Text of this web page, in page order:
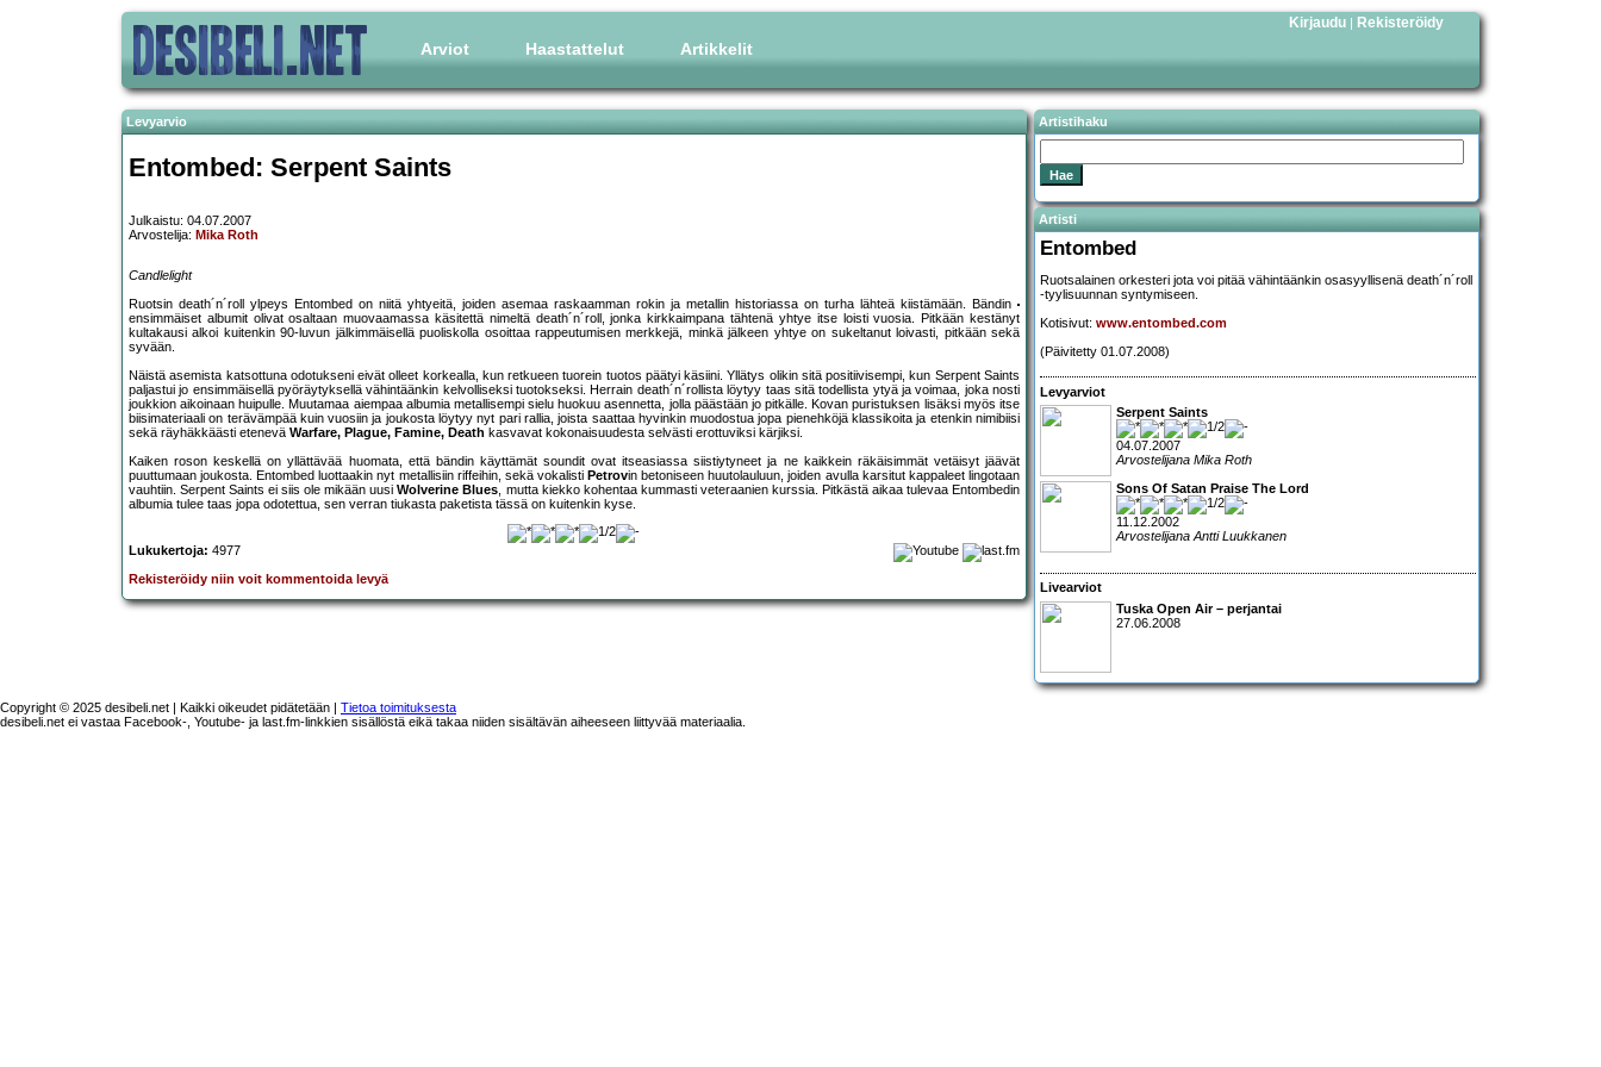
Arviot Haastattelut Artikkelit
Kirjaudu | Rekisteröidy
Levyarvio
Entombed: Serpent Saints
Julkaistu: 04.07.2007
Arvostelija: Mika Roth
Candlelight
Ruotsin death´n´roll ylpeys Entombed on niitä yhtyeitä, joiden asemaa raskaamman rokin ja metallin historiassa on turha lähteä kiistämään. Bändin
ensimmäiset albumit olivat osaltaan muovaamassa käsitettä nimeltä death´n´roll, jonka kirkkaimpana tähtenä yhtye itse loisti vuosia. Pitkään kestänyt
kultakausi alkoi kuitenkin 90-luvun jälkimmäisellä puoliskolla osoittaa rappeutumisen merkkejä, minkä jälkeen yhtye on sukeltanut loivasti, pitkään sekä
syvään.
Näistä asemista katsottuna odotukseni eivät olleet korkealla, kun retkueen tuorein tuotos päätyi käsiini. Yllätys olikin sitä positiivisempi, kun Serpent Saints
paljastui jo ensimmäisellä pyöräytyksellä vähintäänkin kelvolliseksi tuotokseksi. Herrain death´n´rollista löytyy taas sitä todellista ytyä ja voimaa, joka nosti
joukkion aikoinaan huipulle. Muutamaa aiempaa albumia metallisempi sielu huokuu asennetta, jolla päästään jo pitkälle. Kovan puristuksen lisäksi myös itse
biisimateriaali on terävämpää kuin vuosiin ja joukosta löytyy nyt pari rallia, joista saattaa hyvinkin muodostua jopa pienehköjä klassikoita ja etenkin nimibiisi
sekä räyhäkkäästi etenevä Warfare, Plague, Famine, Death kasvavat kokonaisuudesta selvästi erottuviksi kärjiksi.
Kaiken roson keskellä on yllättävää huomata, että bändin käyttämät soundit ovat itseasiassa siistiytyneet ja ne kaikkein räkäisimmät vetäisyt jäävät
puuttumaan joukosta. Entombed luottaakin nyt metallisiin riffeihin, sekä vokalisti Petrovin betoniseen huutolauluun, joiden avulla karsitut kappaleet lingotaan
vauhtiin. Serpent Saints ei siis ole mikään uusiWolverine Blues, mutta kiekko kohentaa kummasti veteraanien kurssia. Pitkästä aikaa tulevaa Entombedin
albumia tulee taas jopa odotettua, sen verran tiukasta paketista tässä on kuitenkin kyse.
Lukukertoja: 4977
Rekisteröidy niin voit kommentoida levyä
Artistihaku
Artisti
Entombed
Ruotsalainen orkesteri jota voi pitää vähintäänkin osasyyllisenä death´n´roll
-tyylisuunnan syntymiseen.
Kotisivut: www.entombed.com
(Päivitetty 01.07.2008)
Levyarviot
Serpent Saints
04.07.2007
Arvostelijana Mika Roth
Sons Of Satan Praise The Lord
11.12.2002
Arvostelijana Antti Luukkanen
Livearviot
Tuska Open Air – perjantai
27.06.2008
Copyright © 2025 desibeli.net | Kaikki oikeudet pidätetään | Tietoa toimituksesta
desibeli.net ei vastaa Facebook-, Youtube- ja last.fm-linkkien sisällöstä eikä takaa niiden sisältävän aiheeseen liittyvää materiaalia.